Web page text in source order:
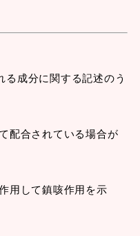
成分に関する記述のう
配合されている場合が
用して鎮咳作用を示